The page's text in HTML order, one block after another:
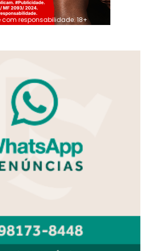
com responsabilidade. 18+